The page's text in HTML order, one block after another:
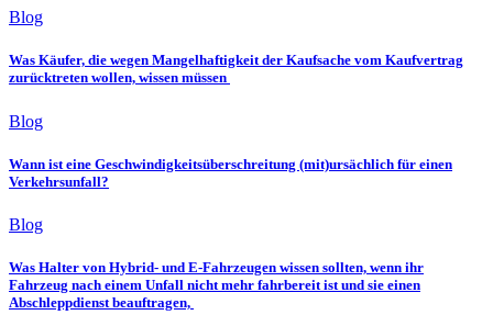
Blog
Was Käufer, die wegen Mangelhaftigkeit der Kaufsache vom Kaufvertrag
zurücktreten wollen, wissen müssen
Blog
Wann ist eine Geschwindigkeitsüberschreitung (mit)ursächlich für einen
Verkehrsunfall?
Blog
Was Halter von Hybrid- und E-Fahrzeugen wissen sollten, wenn ihr
Fahrzeug nach einem Unfall nicht mehr fahrbereit ist und sie einen
Abschleppdienst beauftragen,